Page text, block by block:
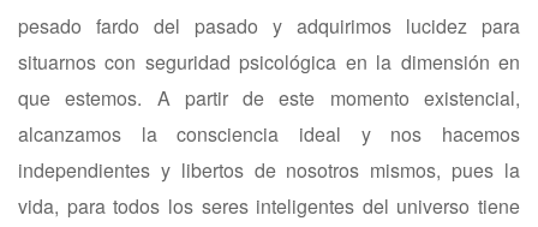
pesado fardo del pasado y adquirimos lucidez para
situarnos con seguridad psicológica en la dimensión en
que estemos. A partir de este momento existencial,
alcanzamos la consciencia ideal y nos hacemos
independientes y libertos de nosotros mismos, pues la
vida, para todos los seres inteligentes del universo tiene